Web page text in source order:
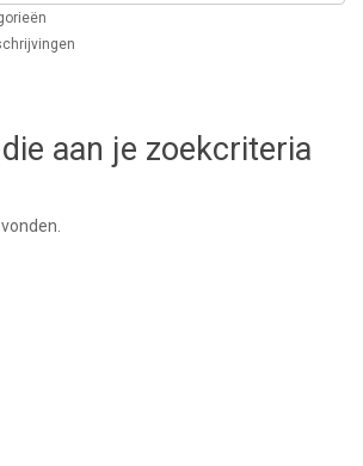
aan je zoekcriteria